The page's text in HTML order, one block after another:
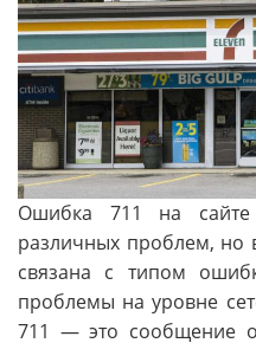
Ошибка 711 на сайте
различных проблем, но
связана с типом
проблемы на уровне
711 — это сообщение